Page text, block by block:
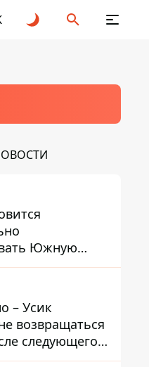
Южную
НАТО
– Усик
возвращаться
следующего